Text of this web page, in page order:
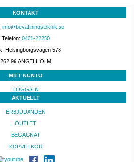
KONTAKT
info@bevattningsteknik.se
Telefon: 0431-22250
Helsingborgsvägen 578
262 96 ÄNGELHOLM
MITT KONTO
LOGGA IN
AKTUELLT
ERBJUDANDEN
OUTLET
BEGAGNAT
KÖPVILLKOR